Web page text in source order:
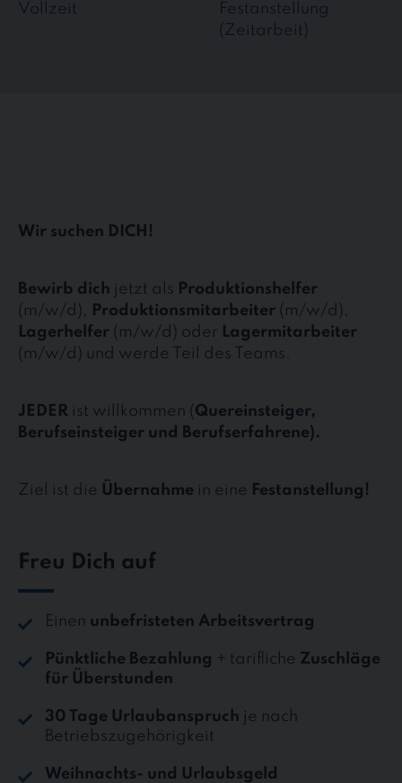
Vollzeit
Festanstellung
(Zeitarbeit)
Wir suchen DICH!
Bewirb dich jetzt als Produktionshelfer
(m/w/d),
Produktionsmitarbeiter (m/w/d),
Lagerhelfer (m/w/d) oder
Lagermitarbeiter
(m/w/d) und werde Teil des Teams.
JEDER ist willkommen (Quereinsteiger,
Berufseinsteiger und Berufserfahrene).
Ziel ist die Übernahme in eine Festanstellung!
Freu Dich auf
Einen unbefristeten Arbeitsvertrag
Pünktliche Bezahlung + tarifliche Zuschläge
für Überstunden
30 Tage Urlaubanspruch je nach
Betriebszugehörigkeit
Weihnachts- und Urlaubsgeld